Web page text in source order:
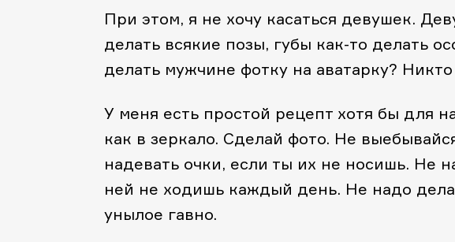
При этом, я не хочу касаться девушек.
делать всякие позы, губы как-то делать
делать мужчине фотку на аватарку?
У меня есть простой рецепт хотя бы для
как в зеркало. Сделай фото. Не
надевать очки, если ты их не носишь. Не
ней не ходишь каждый день. Не надо
унылое гавно.